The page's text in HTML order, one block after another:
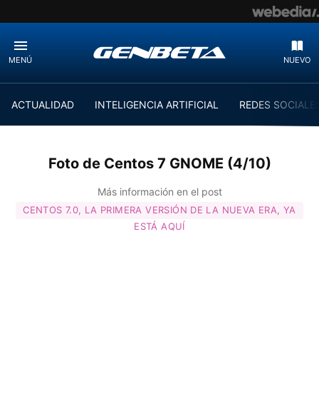
MENÚ NUEVO
ACTUALIDAD INTELIGENCIA ARTIFICIAL REDES
Foto de Centos 7 GNOME (4/10)
Más información en el post
CENTOS 7.0, LA PRIMERA VERSIÓN DE LA NUEVA ERA, YA
ESTÁ AQUÍ